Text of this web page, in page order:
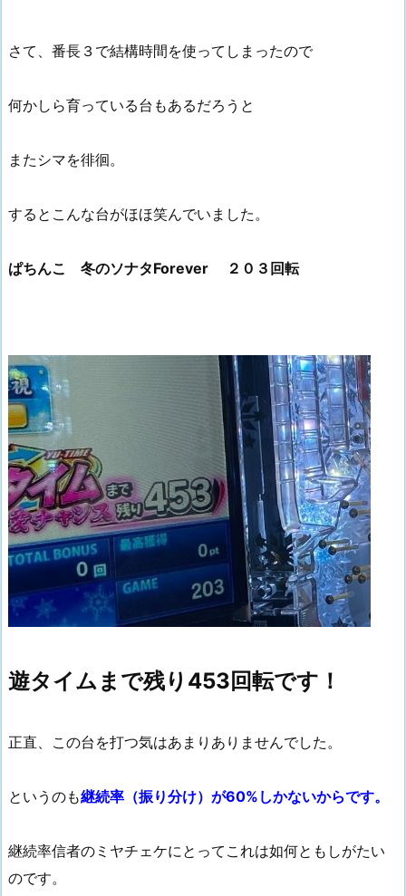
さて、番長３で結構時間を使ってしまったので
何かしら育っている台もあるだろうと
またシマを徘徊。
するとこんな台がほほ笑んでいました。
ぱちんこ 冬のソナタForever ２０３回転
遊タイムまで残り453回転です！
正直、この台を打つ気はあまりありませんでした。
というのも継続率（振り分け）が60%しかないからです。
継続率信者のミヤチェケにとってこれは如何ともしがたい
のです。